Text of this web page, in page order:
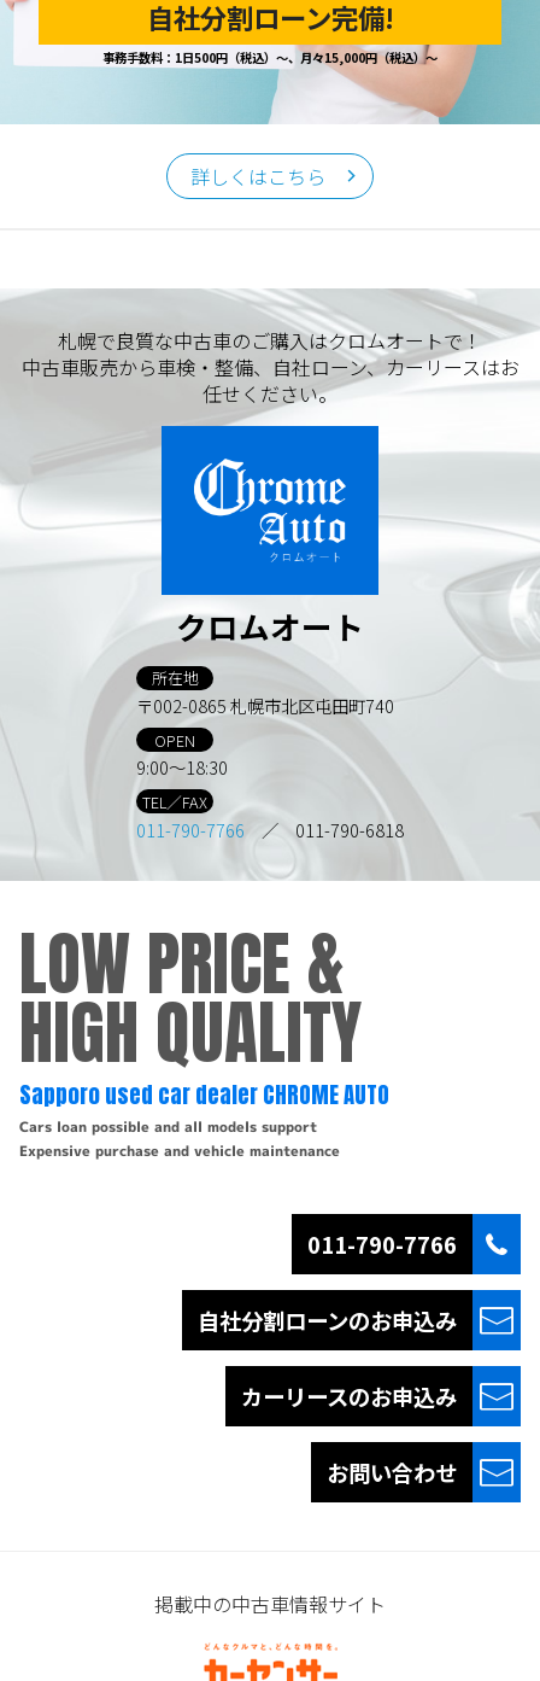
自社分割ローン完備!
事務手数料：1日500円（税込）～、月々15,000円（税込）～
詳しくはこちら
札幌で良質な中古車のご購入はクロムオートで！
中古車販売から車検・整備、自社ローン、カーリースはお
任せください。
クロムオート
所在地
〒002-0865 札幌市北区屯田町740
OPEN
9:00～18:30
TEL／FAX
011-790-7766 ／ 011-790-6818
LOW PRICE &
HIGH QUALITY
Sapporo used car dealer CHROME AUTO
Cars loan possible and all models support
Expensive purchase and vehicle maintenance
011-790-7766
自社分割ローンのお申込み
カーリースのお申込み
お問い合わせ
掲載中の中古車情報サイト